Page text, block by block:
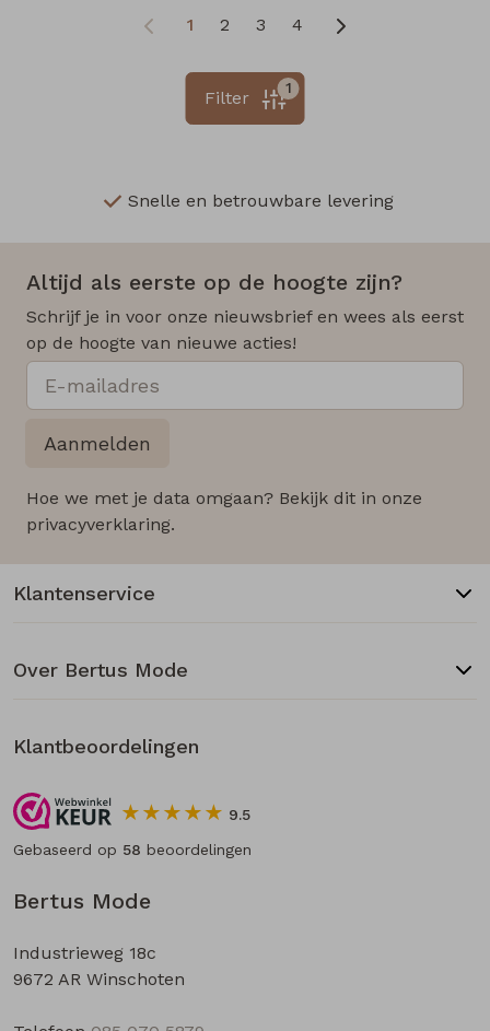
1 2 3 4
1
Filter
Snelle en betrouwbare levering
Altijd als eerste op de hoogte zijn?
Schrijf je in voor onze nieuwsbrief en wees als eerst
op de hoogte van nieuwe acties!
Aanmelden
Hoe we met je data omgaan? Bekijk dit in onze
privacyverklaring.
Bertus Mode
Industrieweg 18c
9672 AR Winschoten
Klantenservice
Over Bertus Mode
Klantbeoordelingen
9.5
Gebaseerd op 58 beoordelingen